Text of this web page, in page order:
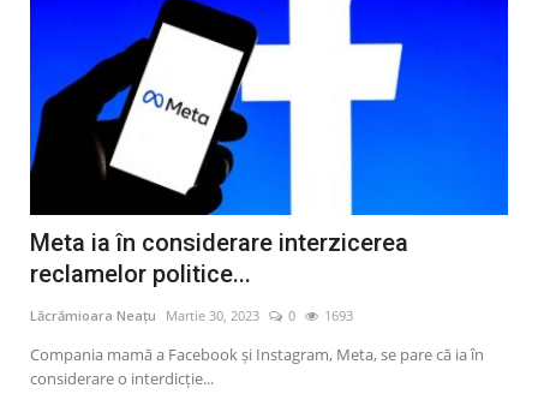
Meta ia în considerare interzicerea
reclamelor politice...
Lăcrămioara Neațu Martie 30, 2023 0 1693
Compania mamă a Facebook și Instagram, Meta, se pare că ia în
considerare o interdicție...